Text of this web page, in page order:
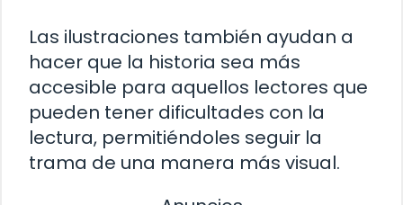
Las ilustraciones también ayudan a
hacer que la historia sea más
accesible para aquellos lectores que
pueden tener dificultades con la
lectura, permitiéndoles seguir la
trama de una manera más visual.